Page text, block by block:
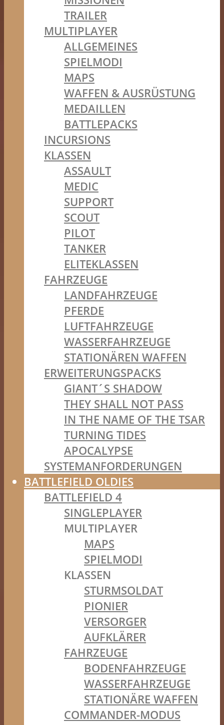
TRAILER
MULTIPLAYER
ALLGEMEINES
SPIELMODI
MAPS
WAFFEN & AUSRÜSTUNG
MEDAILLEN
BATTLEPACKS
INCURSIONS
KLASSEN
ASSAULT
MEDIC
SUPPORT
SCOUT
PILOT
TANKER
ELITEKLASSEN
FAHRZEUGE
LANDFAHRZEUGE
PFERDE
LUFTFAHRZEUGE
WASSERFAHRZEUGE
STATIONÄREN WAFFEN
ERWEITERUNGSPACKS
GIANT´S SHADOW
THEY SHALL NOT PASS
IN THE NAME OF THE TSAR
TURNING TIDES
APOCALYPSE
SYSTEMANFORDERUNGEN
BATTLEFIELD OLDIES
BATTLEFIELD 4
SINGLEPLAYER
MULTIPLAYER
MAPS
SPIELMODI
KLASSEN
STURMSOLDAT
PIONIER
VERSORGER
AUFKLÄRER
FAHRZEUGE
BODENFAHRZEUGE
WASSERFAHRZEUGE
STATIONÄRE WAFFEN
COMMANDER-MODUS